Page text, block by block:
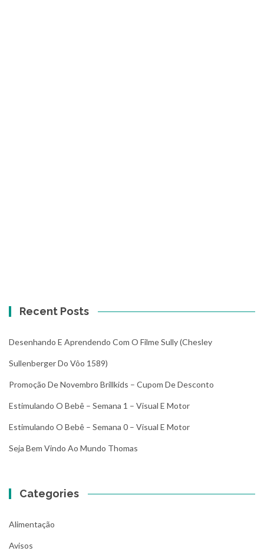
Recent Posts
Desenhando E Aprendendo Com O Filme Sully (Chesley
Sullenberger Do Vôo 1589)
Promoção De Novembro Brillkids – Cupom De Desconto
Estimulando O Bebê – Semana 1 – Visual E Motor
Estimulando O Bebê – Semana 0 – Visual E Motor
Seja Bem Vindo Ao Mundo Thomas
Categories
Alimentação
Avisos